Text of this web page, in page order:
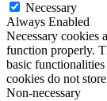
Necessary
Always Enabled
Necessary cookies
function properly.
basic
cookies do not
Non-necessary